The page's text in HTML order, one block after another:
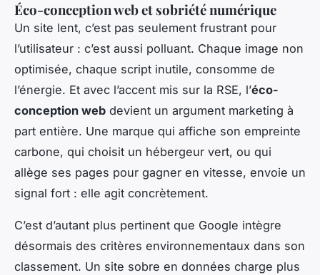
Éco-conception web et sobriété numérique
Un site lent, c’est pas seulement frustrant pour
l’utilisateur : c’est aussi polluant. Chaque image non
optimisée, chaque script inutile, consomme de
l’énergie. Et avec l’accent mis sur la RSE, l’éco-
conception web devient un argument marketing à
part entière. Une marque qui affiche son empreinte
carbone, qui choisit un hébergeur vert, ou qui
allège ses pages pour gagner en vitesse, envoie un
signal fort : elle agit concrètement.
C’est d’autant plus pertinent que Google intègre
désormais des critères environnementaux dans son
classement. Un site sobre en données charge plus